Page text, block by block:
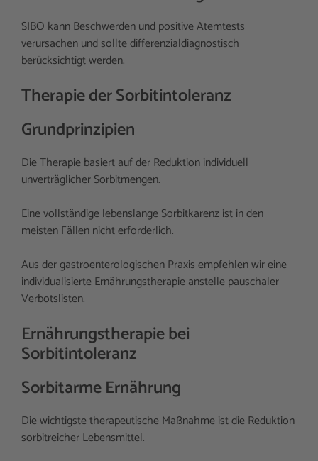
SIBO kann Beschwerden und positive Atemtests
verursachen und sollte differenzialdiagnostisch
berücksichtigt werden.
Therapie der Sorbitintoleranz
Grundprinzipien
Die Therapie basiert auf der Reduktion individuell
unverträglicher Sorbitmengen.
Eine vollständige lebenslange Sorbitkarenz ist in den
meisten Fällen nicht erforderlich.
Aus der gastroenterologischen Praxis empfehlen wir eine
individualisierte Ernährungstherapie anstelle pauschaler
Verbotslisten.
Ernährungstherapie bei
Sorbitintoleranz
Sorbitarme Ernährung
Die wichtigste therapeutische Maßnahme ist die Reduktion
sorbitreicher Lebensmittel.